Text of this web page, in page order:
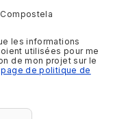
les informations
utilisées pour me
de mon projet sur le
page de politique de